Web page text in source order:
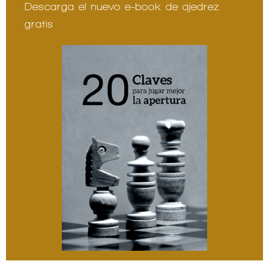
Descarga el nuevo e-book de ajedrez
gratis